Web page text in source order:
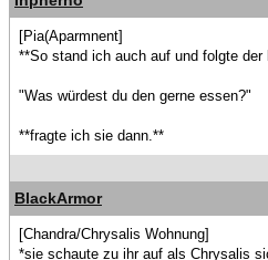
[Pia(Aparmnent]
**So stand ich auch auf und folgte der
"Was würdest du den gerne essen?"
**fragte ich sie dann.**
BlackArmor
[Chandra/Chrysalis Wohnung]
*sie schaute zu ihr auf als Chrysalis